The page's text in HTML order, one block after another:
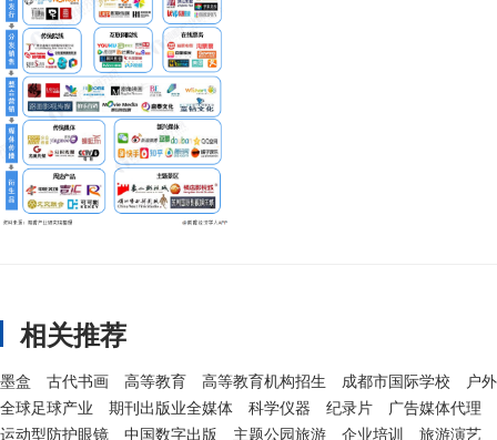
相关推荐
墨盒 古代书画 高等教育 高等教育机构招生 成都市国际学校
户
全球足球产业
期刊出版业全媒体 科学仪器 纪录片
广告媒体代理
运动型防护眼镜
中国数字出版 主题公园旅游 企业培训 旅游演艺